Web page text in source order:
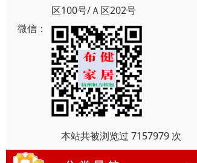
区100号/Ａ区202号
微信：
本站共被浏览过 7157979 次